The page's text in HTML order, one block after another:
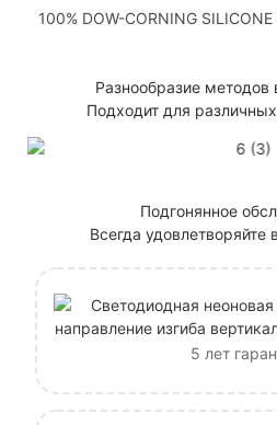
100% DOW-CORNING
Разнообразие методов
Подходит для
Подгонянное
Всегда удовлетворяйте
5 лет